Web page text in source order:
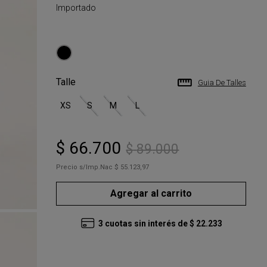
Importado
Talle
XS S M L
Guia De Talles
$ 66.700 $ 89.000
Precio s/Imp.Nac $ 55.123,97
Agregar al carrito
3 cuotas sin interés de $ 22.233